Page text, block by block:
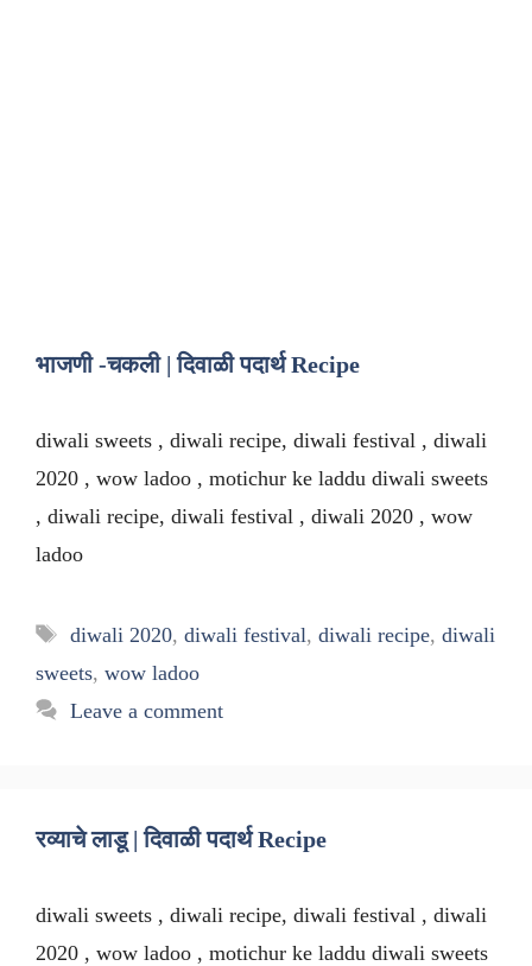
भाजणी -चकली | दिवाळी पदार्थ Recipe
diwali sweets , diwali recipe, diwali festival , diwali
2020 , wow ladoo , motichur ke laddu diwali sweets
, diwali recipe, diwali festival , diwali 2020 , wow
ladoo
Tags
diwali 2020, diwali festival, diwali recipe, diwali
sweets, wow ladoo
Leave a comment
रव्याचे लाडू | दिवाळी पदार्थ Recipe
diwali sweets , diwali recipe, diwali festival , diwali
2020 , wow ladoo , motichur ke laddu diwali sweets